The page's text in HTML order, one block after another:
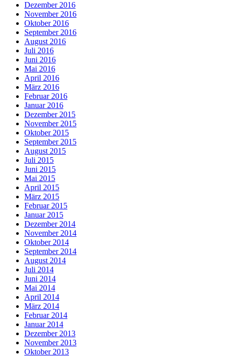
Dezember 2016
November 2016
Oktober 2016
September 2016
August 2016
Juli 2016
Juni 2016
Mai 2016
April 2016
März 2016
Februar 2016
Januar 2016
Dezember 2015
November 2015
Oktober 2015
September 2015
August 2015
Juli 2015
Juni 2015
Mai 2015
April 2015
März 2015
Februar 2015
Januar 2015
Dezember 2014
November 2014
Oktober 2014
September 2014
August 2014
Juli 2014
Juni 2014
Mai 2014
April 2014
März 2014
Februar 2014
Januar 2014
Dezember 2013
November 2013
Oktober 2013